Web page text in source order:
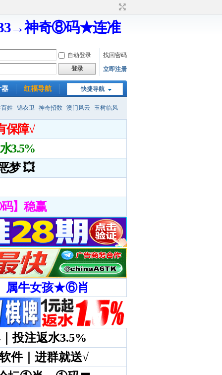
神奇⑧码★连准
自动登录
找回密码
登录
立即注册
快捷导航
器 红福导航
姓 锦衣卫 神奇招数 澳门风云 玉树临风